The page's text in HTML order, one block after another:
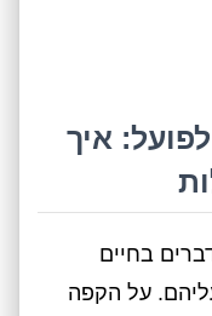
איך
בחיים
על הקפה